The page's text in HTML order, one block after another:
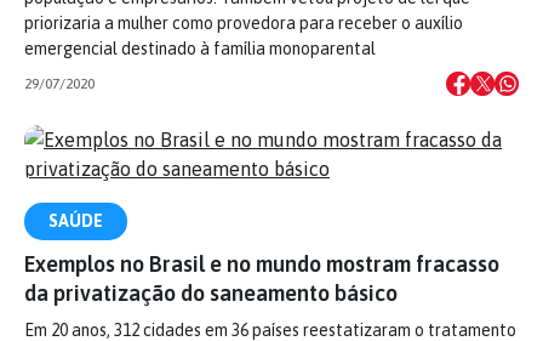
priorizaria a mulher como provedora para receber o auxílio
emergencial destinado à família monoparental
29/07/2020
SAÚDE
Exemplos no Brasil e no mundo mostram fracasso
da privatização do saneamento básico
Em 20 anos, 312 cidades em 36 países reestatizaram o tratamento